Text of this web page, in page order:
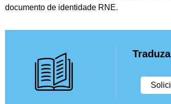
documento de identidade RNE.